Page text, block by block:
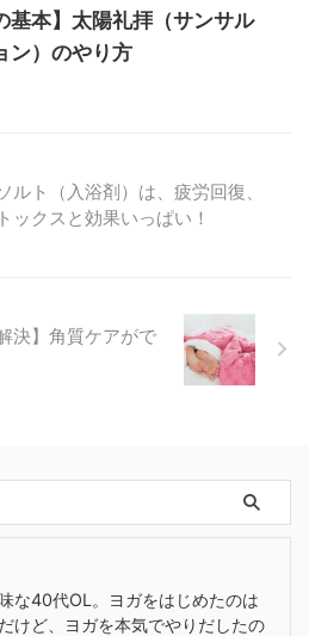
基本】太陽礼拝（サンサル
ン）のやり方
ルト（入浴剤）は、疲労回復、
ックスと効果いっぱい！
決】角質ケアがで
な40代OL。ヨガをはじめたのは
けど、ヨガを本気でやりだしたの